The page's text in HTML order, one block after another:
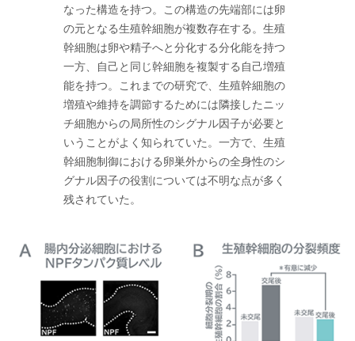
なった構造を持つ。この構造の先端部には卵
の元となる生殖幹細胞が複数存在する。生殖
幹細胞は卵や精子へと分化する分化能を持つ
一方、自己と同じ幹細胞を複製する自己増殖
能を持つ。これまでの研究で、生殖幹細胞の
増殖や維持を調節するためには隣接したニッ
チ細胞からの局所性のシグナル因子が必要と
いうことがよく知られていた。一方で、生殖
幹細胞制御における卵巣外からの全身性のシ
グナル因子の役割については不明な点が多く
残されていた。